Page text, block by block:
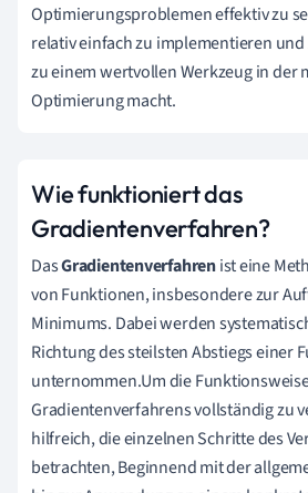
Optimierungsproblemen effektiv zu
relativ einfach zu implementieren und
zu einem wertvollen Werkzeug in der
Optimierung macht.
Wie funktioniert das
Gradientenverfahren?
DasGradientenverfahrenist eine
von Funktionen, insbesondere zur
Minimums. Dabei werden
Richtung des steilsten Abstiegs einer
unternommen.Um die
Gradientenverfahrens vollständig zu
hilfreich, die einzelnen Schritte des
betrachten, Beginnend mit der